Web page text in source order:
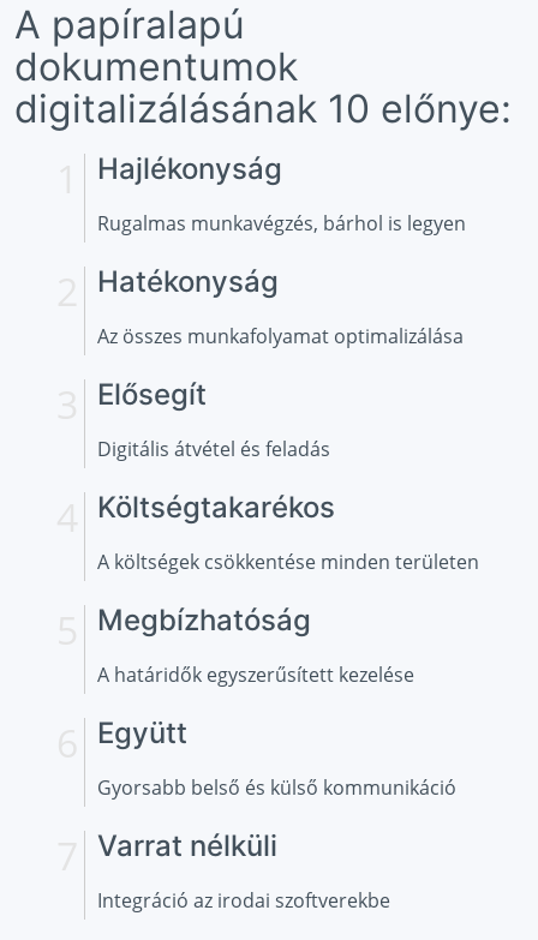
A papíralapú
dokumentumok
digitalizálásának 10 előnye:
Hajlékonyság
Rugalmas munkavégzés, bárhol is legyen
Hatékonyság
Az összes munkafolyamat optimalizálása
Elősegít
Digitális átvétel és feladás
Költségtakarékos
A költségek csökkentése minden területen
Megbízhatóság
A határidők egyszerűsített kezelése
Együtt
Gyorsabb belső és külső kommunikáció
Varrat nélküli
Integráció az irodai szoftverekbe